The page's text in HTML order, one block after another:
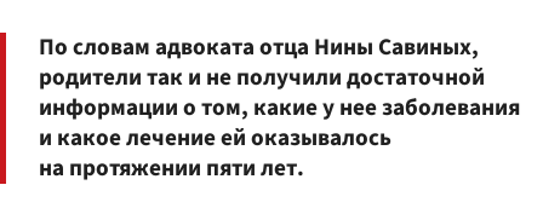
По словам адвоката отца Нины Савиных,
родители так и не получили достаточной
информации о том, какие у нее заболевания
и какое лечение ей оказывалось
на протяжении пяти лет.